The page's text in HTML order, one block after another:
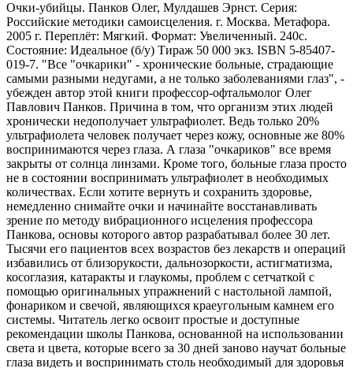
Очки-убийцы. Панков Олег, Мулдашев Эрнст. Серия:
Российские методики самоисцеления. г. Москва. Метафора.
2005 г. Переплёт: Мягкий. Формат: Увеличенный. 240с.
Состояние: Идеальное (б/у) Тираж 50 000 экз. ISBN 5-85407-
019-7. "Все "очкарики" - хронические больные, страдающие
самыми разными недугами, а не только заболеваниями глаз", -
убежден автор этой книги профессор-офтальмолог Олег
Павлович Панков. Причина в том, что организм этих людей
хронически недополучает ультрафиолет. Ведь только 20%
ультрафиолета человек получает через кожу, основные же 80%
воспринимаются через глаза. А глаза "очкариков" все время
закрыты от солнца линзами. Кроме того, больные глаза просто
не в состоянии воспринимать ультрафиолет в необходимых
количествах. Если хотите вернуть и сохранить здоровье,
немедленно снимайте очки и начинайте восстанавливать
зрение по методу вибрационного исцеления профессора
Панкова, основы которого автор разрабатывал более 30 лет.
Тысячи его пациентов всех возрастов без лекарств и операций
избавились от близорукости, дальнозоркости, астигматизма,
косоглазия, катаракты и глаукомы, проблем с сетчаткой с
помощью оригинальных упражнений с настольной лампой,
фонариком и свечой, являющихся краеугольным камнем его
системы. Читатель легко освоит простые и доступные
рекомендации школы Панкова, основанной на использовании
света и цвета, которые всего за 30 дней заново научат больные
глаза видеть и воспринимать столь необходимый для здоровья